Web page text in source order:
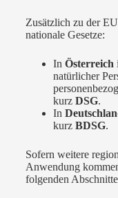
Zusätzlich zu der
nationale Gesetze:
In Österreich
natürlicher
kurz DSG.
In
kurzBDSG.
Sofern weitere
Anwendung
folgenden